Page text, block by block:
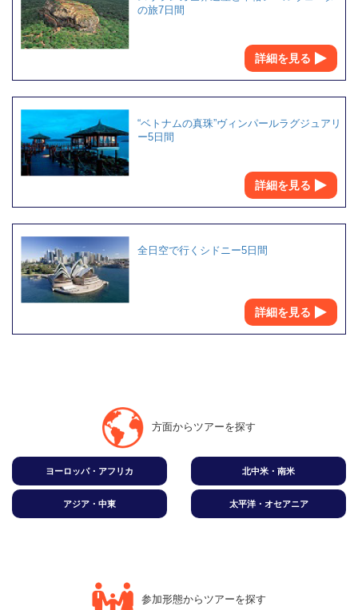
の旅7日間
詳細を見る
“ベトナムの真珠”ヴィンパールラグジュアリ
ー5日間
詳細を見る
全日空で行くシドニー5日間
詳細を見る
方面からツアーを探す
ヨーロッパ・アフリカ 北中米・南米
アジア・中東 太平洋・オセアニア
参加形態からツアーを探す